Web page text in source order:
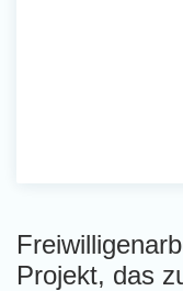
Projekt, das